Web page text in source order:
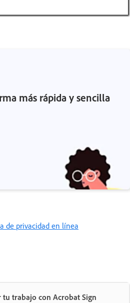
más rápida y sencilla
de privacidad en línea
trabajo con Acrobat Sign